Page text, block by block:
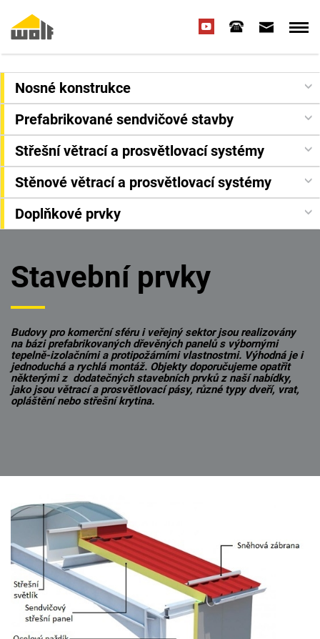
Nosné konstrukce
Prefabrikované sendvičové stavby
Střešní větrací a prosvětlovací systémy
Stěnové větrací a prosvětlovací systémy
Doplňkové prvky
Stavební prvky
Budovy pro komerční sféru i veřejný sektor jsou realizovány
na bázi prefabrikovaných dřevěných panelů s výbornými
tepelně-izolačními a protipožárními vlastnostmi. Výhodná je i
jednoduchá a rychlá montáž. Objekty doporučujeme opatřit
některými z dodatečných stavebních prvků z naší nabídky,
jako jsou větrací a prosvětlovací pásy, různé typy dveří, vrat,
opláštění nebo střešní krytina.